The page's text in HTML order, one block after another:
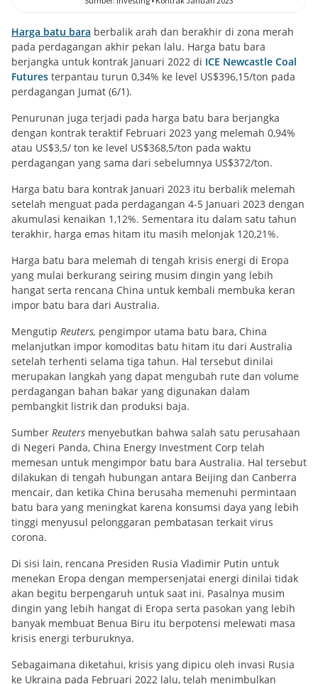
Harga batu bara berbalik arah dan berakhir di zona merah
pada perdagangan akhir pekan lalu. Harga batu bara
berjangka untuk kontrak Januari 2022 di ICE Newcastle Coal
Futures terpantau turun 0,34% ke level US$396,15/ton pada
perdagangan Jumat (6/1).
Penurunan juga terjadi pada harga batu bara berjangka
dengan kontrak teraktif Februari 2023 yang melemah 0,94%
atau US$3,5/ ton ke level US$368,5/ton pada waktu
perdagangan yang sama dari sebelumnya US$372/ton.
Harga batu bara kontrak Januari 2023 itu berbalik melemah
setelah menguat pada perdagangan 4-5 Januari 2023 dengan
akumulasi kenaikan 1,12%. Sementara itu dalam satu tahun
terakhir, harga emas hitam itu masih melonjak 120,21%.
Harga batu bara melemah di tengah krisis energi di Eropa
yang mulai berkurang seiring musim dingin yang lebih
hangat serta rencana China untuk kembali membuka keran
impor batu bara dari Australia.
Mengutip Reuters, pengimpor utama batu bara, China
melanjutkan impor komoditas batu hitam itu dari Australia
setelah terhenti selama tiga tahun. Hal tersebut dinilai
merupakan langkah yang dapat mengubah rute dan volume
perdagangan bahan bakar yang digunakan dalam
pembangkit listrik dan produksi baja.
Sumber Reuters menyebutkan bahwa salah satu perusahaan
di Negeri Panda, China Energy Investment Corp telah
memesan untuk mengimpor batu bara Australia. Hal tersebut
dilakukan di tengah hubungan antara Beijing dan Canberra
mencair, dan ketika China berusaha memenuhi permintaan
batu bara yang meningkat karena konsumsi daya yang lebih
tinggi menyusul pelonggaran pembatasan terkait virus
corona.
Di sisi lain, rencana Presiden Rusia Vladimir Putin untuk
menekan Eropa dengan mempersenjatai energi dinilai tidak
akan begitu berpengaruh untuk saat ini. Pasalnya musim
dingin yang lebih hangat di Eropa serta pasokan yang lebih
banyak membuat Benua Biru itu berpotensi melewati masa
krisis energi terburuknya.
Sebagaimana diketahui, krisis yang dipicu oleh invasi Rusia
ke Ukraina pada Februari 2022 lalu, telah menimbulkan